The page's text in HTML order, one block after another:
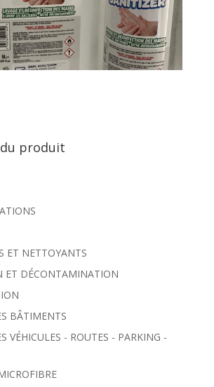
produit
ET NETTOYANTS
ET DÉCONTAMINATION
BÂTIMENTS
VÉHICULES - ROUTES - PARKING -